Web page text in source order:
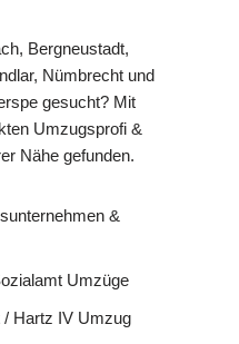
Bergneustadt,
Nümbrecht und
gesucht? Mit
Umzugsprofi &
Nähe gefunden.
&
Umzüge
Hartz IV Umzug